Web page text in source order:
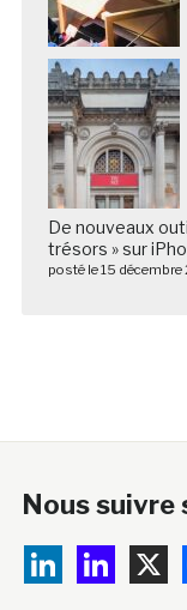
De nouveaux
trésors » sur
posté le 15 décembre
Nous suivre